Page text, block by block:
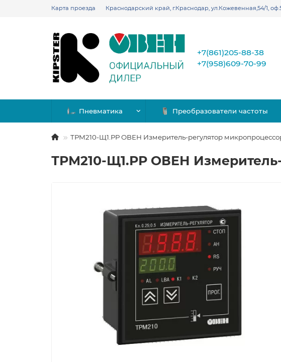
Карта проезда Краснодарский край, г.Краснодар, ул.Кожевенная,54/1,
+7(861)205-88-38
+7(958)609-70-99
Пневматика Преобразователи частоты
ТРМ210-Щ1.РР ОВЕН Измеритель-регулятор
ТРМ210-Щ1.РР ОВЕН